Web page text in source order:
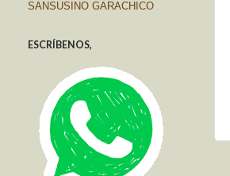
SANSUSINO GARACHICO
ESCRÍBENOS,